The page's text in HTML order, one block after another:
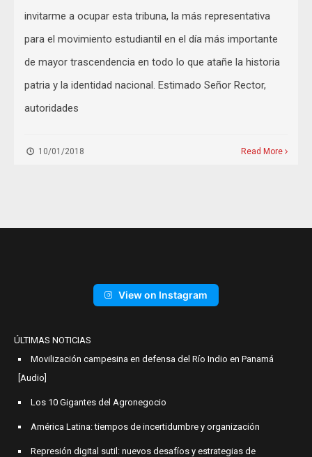
invitarme a ocupar esta tribuna, la más representativa
para el movimiento estudiantil en el día más importante
de mayor trascendencia en todo lo que atañe la historia
patria y la identidad nacional. Estimado Señor Rector,
autoridades
10/01/2018 Read More
View on Instagram
ÚLTIMAS NOTICIAS
Movilización campesina en defensa del Río Indio en Panamá
[Audio]
Los 10 Gigantes del Agronegocio
América Latina: tiempos de incertidumbre y organización
Represión digital sutil: nuevos desafíos y estrategias de